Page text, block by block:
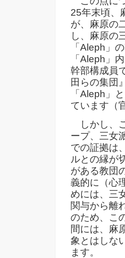
25年末頃、
が、麻原の
し、麻原の
「Aleph」
「Aleph」
幹部構成員
田らの集団
「Aleph」
ています（
しかし、
ープ、三女
での証拠は
ルとの縁が
がある教団
義的に（心
めには、三
関与から離
のため、こ
間には、麻
象とはしな
ます。